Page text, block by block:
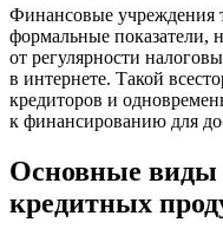
Финансовые учреждения
формальные показатели,
от регулярности
в интернете. Такой
кредиторов и
к финансированию для
Основные виды
кредитных